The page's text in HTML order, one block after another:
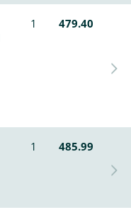
1 479.40
1
485.99